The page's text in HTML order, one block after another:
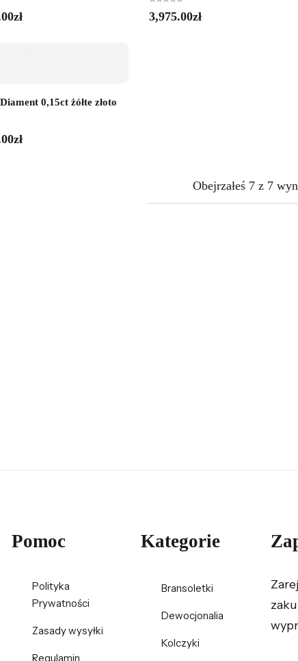
zł 3,975.00zł
0,15ct żółte złoto
zł
Obejrzałeś 7 z 7
Pomoc
Polityka
Prywatności
Zasady wysyłki
Regulamin
Kategorie
Bransoletki
Dewocjonalia
Kolczyki